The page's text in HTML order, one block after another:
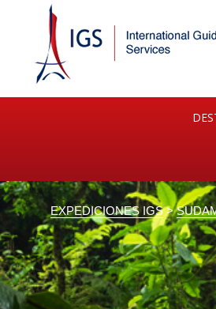
EXPEDICIONES IGS>